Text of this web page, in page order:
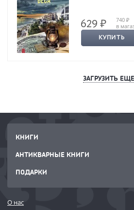
629 ₽
740 ₽
в
КУПИТЬ
ЗАГРУЗИТЬ ЕЩЕ
КНИГИ
АНТИКВАРНЫЕ КНИГИ
ПОДАРКИ
О нас